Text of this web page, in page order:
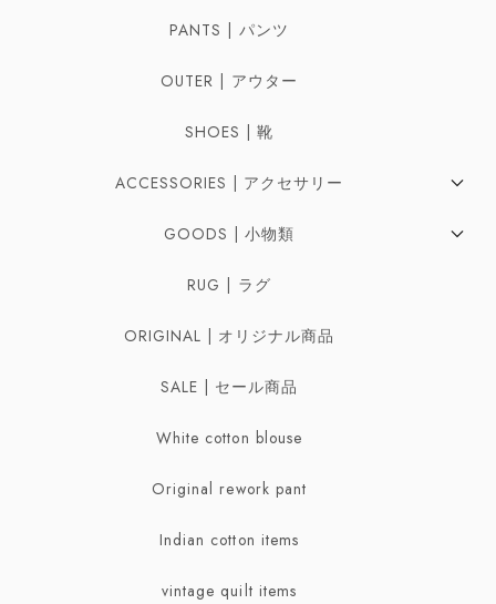
PANTS | パンツ
OUTER | アウター
SHOES | 靴
ACCESSORIES | アクセサリー
Pierces | ピアス
Bracelet | ブレスレット・バングル
Broach | ブローチ
GOODS | 小物類
RUG | ラグ
ORIGINAL | オリジナル商品
SALE | セール商品
White cotton blouse
Original rework pant
Indian cotton items
vintage quilt items